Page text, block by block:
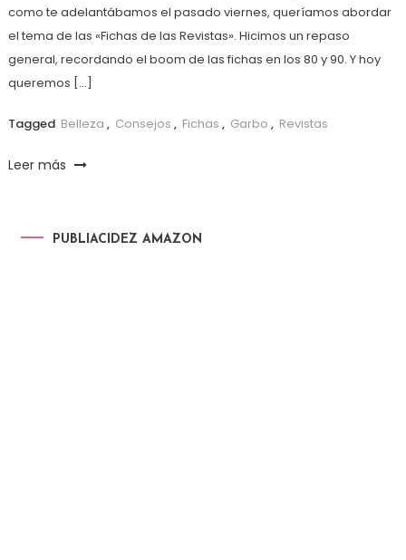
como te adelantábamos el pasado viernes, queríamos abordar
el tema de las «Fichas de las Revistas». Hicimos un repaso
general, recordando el boom de las fichas en los 80 y 90. Y hoy
queremos […]
Tagged Belleza , Consejos , Fichas , Garbo , Revistas
Leer más
PUBLIACIDEZ AMAZON